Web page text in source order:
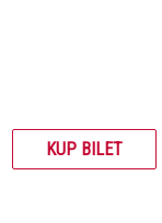
KUP BILET